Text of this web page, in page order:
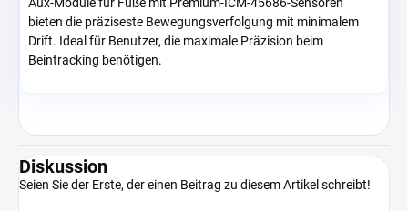
bieten die präziseste Bewegungsverfolgung mit minimalem
Drift. Ideal für Benutzer, die maximale Präzision beim
Beintracking benötigen.
Diskussion
Seien Sie der Erste, der einen Beitrag zu diesem Artikel schreibt!